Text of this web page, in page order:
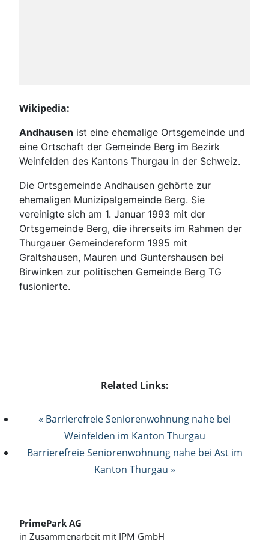
Wikipedia:
Andhausen ist eine ehemalige Ortsgemeinde und
eine Ortschaft der Gemeinde Berg im Bezirk
Weinfelden des Kantons Thurgau in der Schweiz.
Die Ortsgemeinde Andhausen gehörte zur
ehemaligen Munizipalgemeinde Berg. Sie
vereinigte sich am 1. Januar 1993 mit der
Ortsgemeinde Berg, die ihrerseits im Rahmen der
Thurgauer Gemeindereform 1995 mit
Graltshausen, Mauren und Guntershausen bei
Birwinken zur politischen Gemeinde Berg TG
fusionierte.
Related Links:
« Barrierefreie Seniorenwohnung nahe bei
Weinfelden im Kanton Thurgau
Barrierefreie Seniorenwohnung nahe bei Ast im
Kanton Thurgau »
PrimePark AG
in Zusammenarbeit mit IPM GmbH